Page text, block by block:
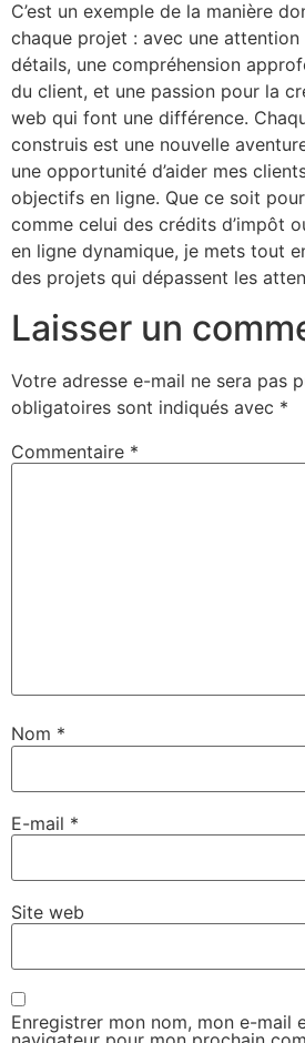
C’est un exemple de la manière
chaque projet : avec une attention
détails, une compréhension
du client, et une passion pour la
web qui font une différence.
construis est une nouvelle
une opportunité d’aider mes
objectifs en ligne. Que ce soit
comme celui des crédits d’impôt
en ligne dynamique, je mets tout
des projets qui dépassent les
Laisser un
Votre adresse e-mail ne sera pas
obligatoires sont indiqués avec *
Commentaire *
Nom *
E-mail *
Site web
Enregistrer mon nom, mon e-mail